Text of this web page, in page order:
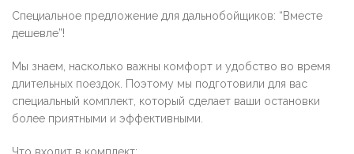
Специальное предложение для дальнобойщиков: “Вместе
дешевле”!
Мы знаем, насколько важны комфорт и удобство во время
длительных поездок. Поэтому мы подготовили для вас
специальный комплект, который сделает ваши остановки
более приятными и эффективными.
Что входит в комплект: